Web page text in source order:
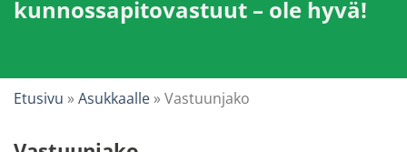
kunnossapitovastuut – ole hyvä!
Etusivu »Asukkaalle »Vastuunjako